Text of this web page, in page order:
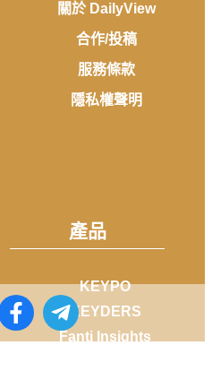
關於 DailyView
合作/投稿
服務條款
隱私權聲明
產品
KEYPO
KEYDERS
Fanti Insights